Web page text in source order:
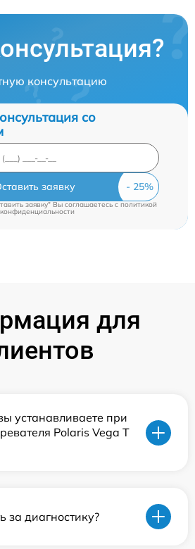
консультацию
со
заявку
заявку" Вы соглашаетесь cполитикой
конфиденциальности
для
устанавливаете при
Polaris Vega T
за диагностику?